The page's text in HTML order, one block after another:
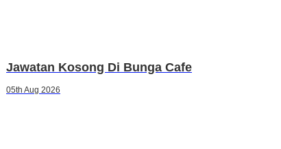
Jawatan Kosong Di Bunga Cafe
05th Aug 2026